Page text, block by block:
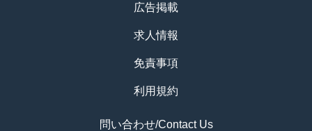
広告掲載
求人情報
免責事項
利用規約
問い合わせ/Contact Us